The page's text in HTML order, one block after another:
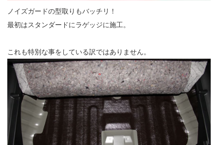
ノイズガードの型取りもバッチリ！
最初はスタンダードにラゲッジに施工。
これも特別な事をしている訳ではありません。